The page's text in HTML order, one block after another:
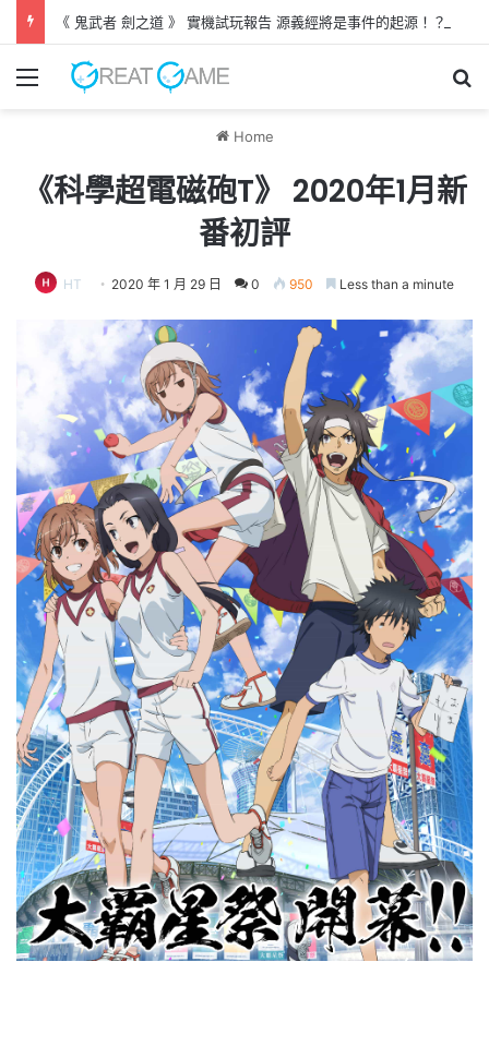
《 鬼武者 劍之道 》 實機試玩報告 源義經將是事件的起源！？
Menu
Home
《科學超電磁砲T》 2020年1月新
番初評
HT 2020 年 1 月 29 日 0 950 Less than a minute